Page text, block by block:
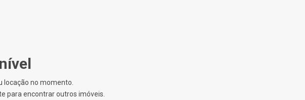
locação no momento.
para encontrar outros imóveis.